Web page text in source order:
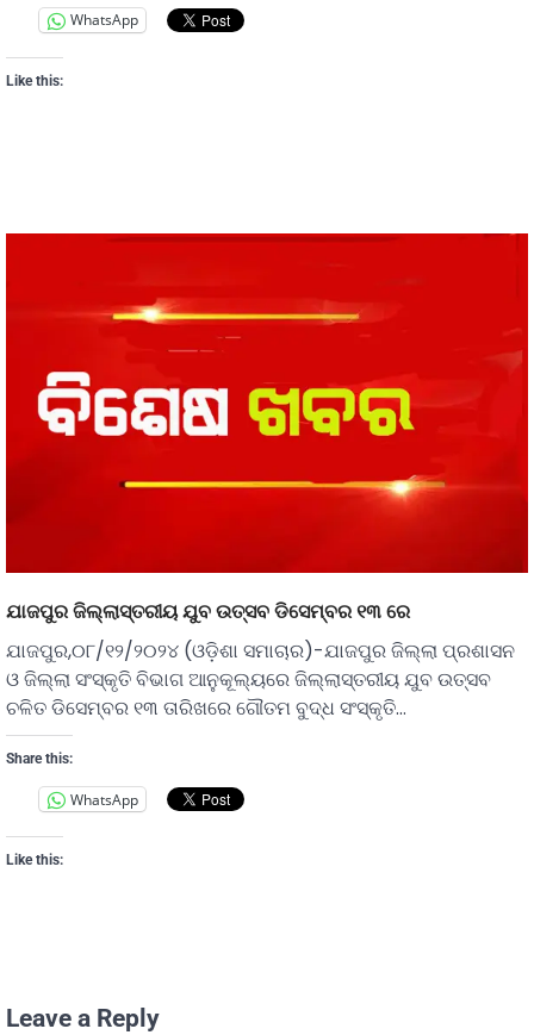
WhatsApp
Like this:
ଯାଜପୁର ଜିଲ୍ଲାସ୍ତରୀୟ ଯୁବ ଉତ୍ସବ ଡିସେମ୍ବର ୧୩ ରେ
ଯାଜପୁର,୦୮/୧୨/୨୦୨୪ (ଓଡ଼ିଶା ସମାଚାର)-ଯାଜପୁର ଜିଲ୍ଲା ପ୍ରଶାସନ
ଓ ଜିଲ୍ଲା ସଂସ୍କୃତି ବିଭାଗ ଆନୁକୂଲ୍ୟରେ ଜିଲ୍ଲାସ୍ତରୀୟ ଯୁବ ଉତ୍ସବ
ଚଳିତ ଡିସେମ୍ବର ୧୩ ତାରିଖରେ ଗୌତମ ବୁଦ୍ଧ ସଂସ୍କୃତି…
Share this:
WhatsApp
Like this:
Leave a Reply